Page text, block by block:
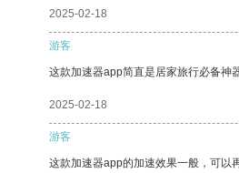
2025-02-18
游客
这款加速器app简直是居家旅行必备神
2025-02-18
游客
这款加速器app的加速效果一般，可以